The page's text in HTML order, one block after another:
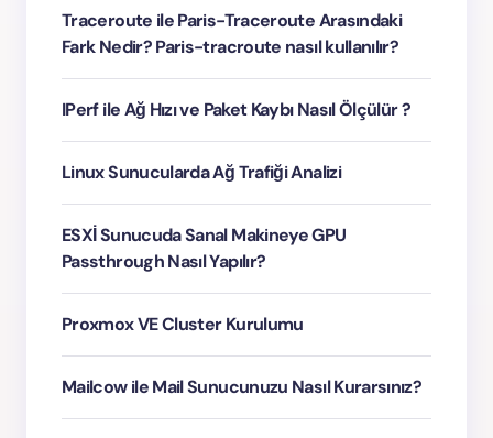
Traceroute ile Paris-Traceroute Arasındaki
Fark Nedir? Paris-tracroute nasıl kullanılır?
IPerf ile Ağ Hızı ve Paket Kaybı Nasıl Ölçülür ?
Linux Sunucularda Ağ Trafiği Analizi
ESXİ Sunucuda Sanal Makineye GPU
Passthrough Nasıl Yapılır?
Proxmox VE Cluster Kurulumu
Mailcow ile Mail Sunucunuzu Nasıl Kurarsınız?